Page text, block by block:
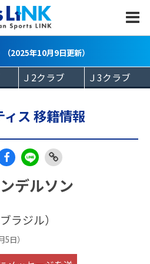
（2025年10月9日更新）
ス 移籍情報
eb
k
LIN
E
Copy
デルソン
ラジル）
5日）